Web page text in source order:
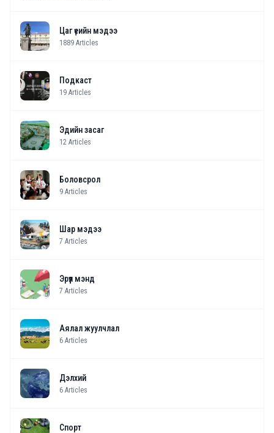
Цаг үеийн мэдээ
1889 Articles
Подкаст
19 Articles
Эдийн засаг
12 Articles
Боловсрол
9 Articles
Шар мэдээ
7 Articles
Эрүүл мэнд
7 Articles
Аялал жуулчлал
6 Articles
Дэлхий
6 Articles
Спорт